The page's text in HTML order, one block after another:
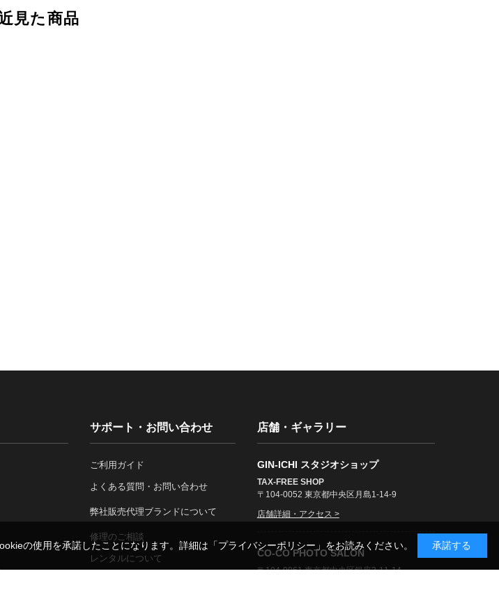
見た商品
サポート・お問い合わせ
ご利用ガイド
よくある質問・お問い合わせ
弊社販売代理ブランドについて
修理のご相談
レンタルについて
店舗・ギャラリー
GIN-ICHI スタジオショップ
TAX-FREE SHOP
〒104-0052 東京都中央区月島1-14-9
店舗詳細・アクセス >
CO-CO PHOTO SALON
〒104-0061 東京都中央区銀座3-11-14
の使用を承諾したことになります。詳細は 「プライバシーポリシー」 をお読みください。 承諾する